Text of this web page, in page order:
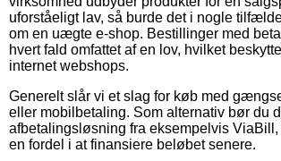
uforståeligt lav, så burde det i nogle
om en uægte e-shop. Bestillinger med
hvert fald omfattet af en lov, hvilket
internet webshops.
Generelt slår vi et slag for køb med
eller mobilbetaling. Som alternativ bør du
afbetalingsløsning fra eksempelvis ViaBill,
en fordel i at finansiere beløbet senere.